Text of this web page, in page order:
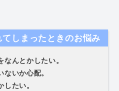
しまったときのお悩み
んとかしたい。
いか心配。
たい。